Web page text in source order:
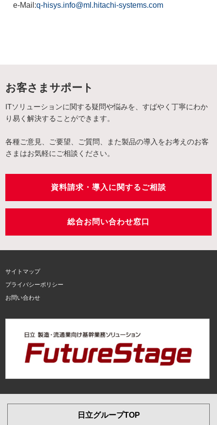
e-Mail:q-hisys.info@ml.hitachi-systems.com
お客さまサポート
ITソリューションに関する疑問や悩みを、すばやく丁寧にわか
り易く解決することができます。
各種ご意見、ご要望、ご質問、また製品の導入をお考えのお客
さまはお気軽にご相談ください。
資料請求・導入に関するご相談
総合お問い合わせ窓口
サイトマップ
プライバシーポリシー
お問い合わせ
日立グループTOP